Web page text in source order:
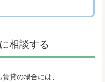
相談する
貸の場合には、